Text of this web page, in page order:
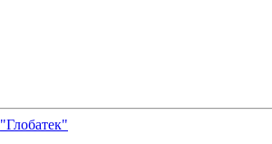
"Глобатек"